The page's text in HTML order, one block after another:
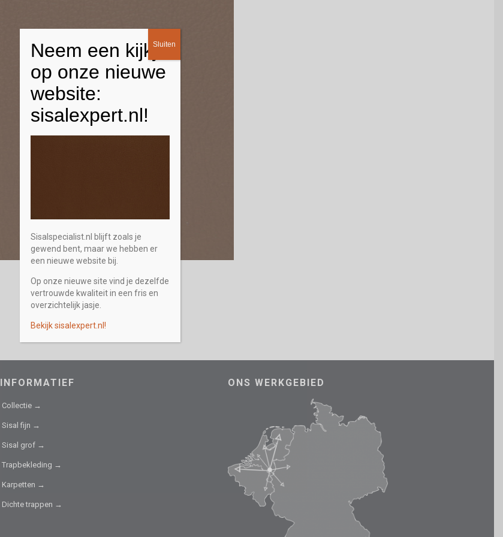
INFORMATIEF
Collectie →
Sisal fijn →
Sisal grof →
Trapbekleding →
Karpetten →
Dichte trappen →
ONS WERKGEBIED
Neem een kijkje
op onze nieuwe
website:
sisalexpert.nl!
Sisalspecialist.nl blijft zoals je
gewend bent, maar we hebben er
een nieuwe website bij.
Op onze nieuwe site vind je dezelfde
vertrouwde kwaliteit in een fris en
overzichtelijk jasje.
Bekijk sisalexpert.nl!
Sluiten